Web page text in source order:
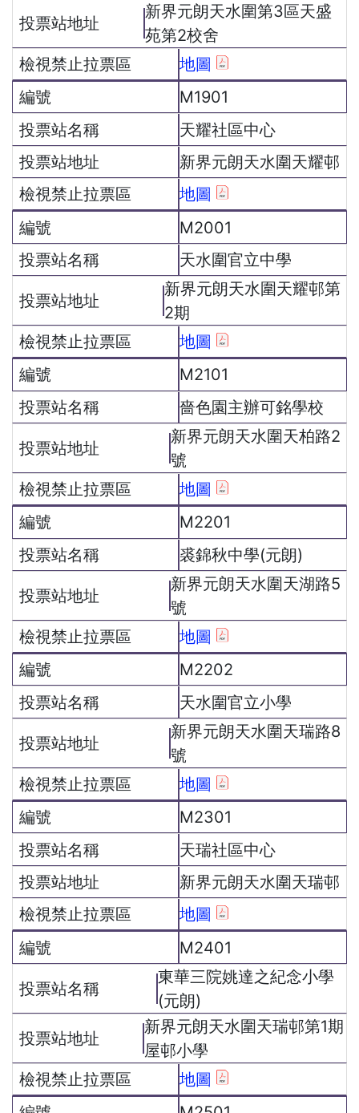
新界元朗天水圍第3區天盛
苑第2校舍
地圖
M1901
天耀社區中心
新界元朗天水圍天耀邨
地圖
M2001
天水圍官立中學
新界元朗天水圍天耀邨第
2期
地圖
M2101
嗇色園主辦可銘學校
新界元朗天水圍天柏路2
號
地圖
M2201
裘錦秋中學(元朗)
新界元朗天水圍天湖路5
號
地圖
M2202
天水圍官立小學
新界元朗天水圍天瑞路8
號
地圖
M2301
天瑞社區中心
新界元朗天水圍天瑞邨
地圖
M2401
東華三院姚達之紀念小學
(元朗)
新界元朗天水圍天瑞邨第1期
屋邨小學
地圖